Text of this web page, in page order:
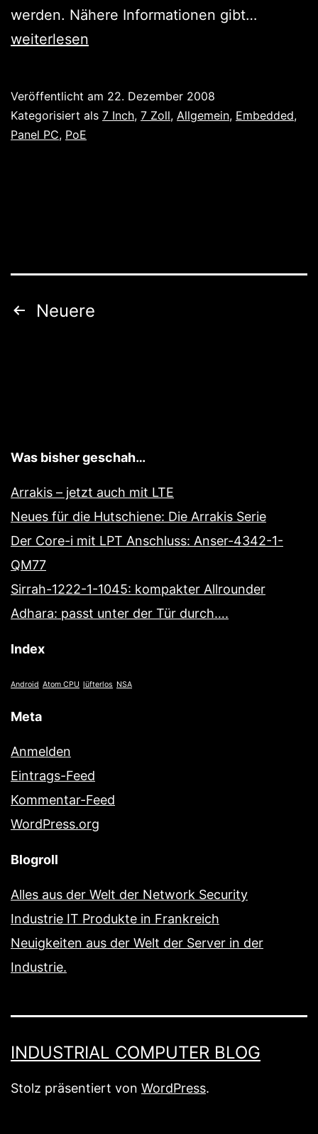
werden. Nähere Informationen gibt…
7
Ethernet
weiterlesen
Veröffentlicht am 22. Dezember 2008
Kategorisiert als 7 Inch, 7 Zoll, Allgemein, Embedded,
Panel PC, PoE
Seitennummerierung
Neuere
Was bisher geschah…
Arrakis – jetzt auch mit LTE
Neues für die Hutschiene: Die Arrakis Serie
Der Core-i mit LPT Anschluss: Anser-4342-1-
QM77
Sirrah-1222-1-1045: kompakter Allrounder
Adhara: passt unter der Tür durch….
Index
Android Atom CPU lüfterlos NSA
Meta
Anmelden
Eintrags-Feed
Kommentar-Feed
WordPress.org
Blogroll
Alles aus der Welt der Network Security
Industrie IT Produkte in Frankreich
Neuigkeiten aus der Welt der Server in der
Industrie.
INDUSTRIAL COMPUTER BLOG
Stolz präsentiert von WordPress.